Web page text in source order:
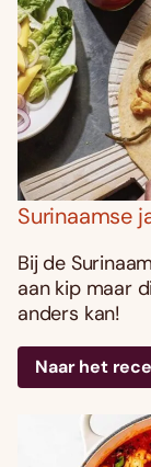
Surinaamse
Bij de
aan kip maar
anders kan!
Naar het